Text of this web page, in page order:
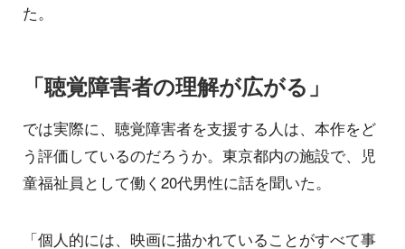
た。
「聴覚障害者の理解が広がる」
では実際に、聴覚障害者を支援する人は、本作をど
う評価しているのだろうか。東京都内の施設で、児
童福祉員として働く20代男性に話を聞いた。
「個人的には、映画に描かれていることがすべて事